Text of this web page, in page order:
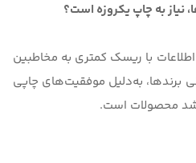
با ریسک کمتری به مخاطبین
برندها، به‌دلیل موفقیت‌های چاپی
محصولات است.